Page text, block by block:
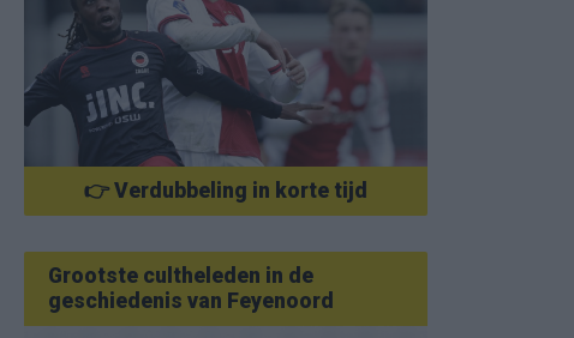
👉 Verdubbeling in korte tijd
Grootste cultheleden in de
geschiedenis van Feyenoord